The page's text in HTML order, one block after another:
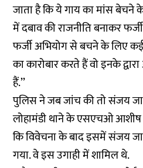
जाता है कि ये गाय का मांस
में दबाव की राजनीति बनाकर
फर्जी अभियोग से बचने के लिए कई
का कारोबार करते हैं वो इनके
हैं.’’
पुलिस ने जब जांच की तो संजय
लोहामंडी थाने के एसएचओ आशीष
कि विवेचना के बाद इसमें संजय
गया. वे इस उगाही में शामिल थे.